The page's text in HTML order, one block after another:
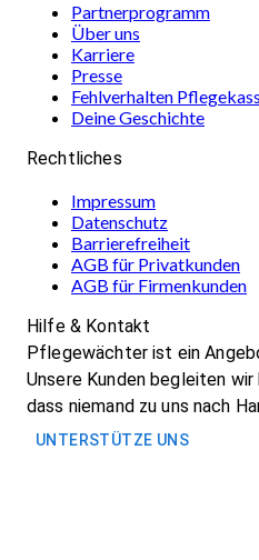
Partnerprogramm
Über uns
Karriere
Presse
Fehlverhalten
Deine Geschichte
Rechtliches
Impressum
Datenschutz
Barrierefreiheit
AGB für Privatkunden
AGB für Firmenkunden
Hilfe & Kontakt
Pflegewächter ist ein
Unsere Kunden begleiten
dass niemand zu uns nach
UNTERSTÜTZE UNS